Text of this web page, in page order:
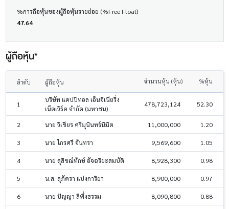
%การถือหุ้นของผู้ถือหุ้นรายย่อย (%Free Float)
47.64
ผู้ถือหุ้น*
ลำดับ ผู้ถือหุ้น จำนวนหุ้น (หุ้น) %หุ้น
1
บริษัท แคปปิทอล เอ็นจิเนียริ่ง
เน็ตเวิร์ค จำกัด (มหาชน)
478,723,124 52.30
2 นาย วิเชียร ศรีมุนินทร์นิมิต 11,000,000 1.20
3 นาย ไกรศรี จันทรา 9,569,600 1.05
4 นาย สุสิชณ์ทักษ์ อัจฉริยะสมบัติ 8,928,300 0.98
5 น.ส. สุภัตรา แปงการิยา 8,900,000 0.97
6 นาย ปัญญา ลีพึ่งธรรม 8,090,800 0.88